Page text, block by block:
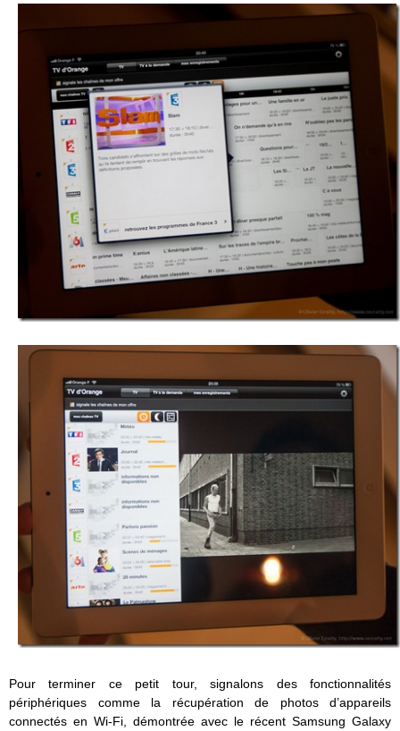
Pour terminer ce petit tour, signalons des fonctionnalités
périphériques comme la récupération de photos d’appareils
connectés en Wi-Fi, démontrée avec le récent Samsung Galaxy